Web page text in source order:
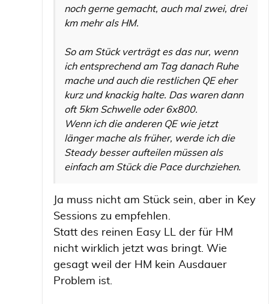
noch gerne gemacht, auch mal zwei, drei
km mehr als HM.
So am Stück verträgt es das nur, wenn
ich entsprechend am Tag danach Ruhe
mache und auch die restlichen QE eher
kurz und knackig halte. Das waren dann
oft 5km Schwelle oder 6x800.
Wenn ich die anderen QE wie jetzt
länger mache als früher, werde ich die
Steady besser aufteilen müssen als
einfach am Stück die Pace durchziehen.
Ja muss nicht am Stück sein, aber in Key
Sessions zu empfehlen.
Statt des reinen Easy LL der für HM
nicht wirklich jetzt was bringt. Wie
gesagt weil der HM kein Ausdauer
Problem ist.